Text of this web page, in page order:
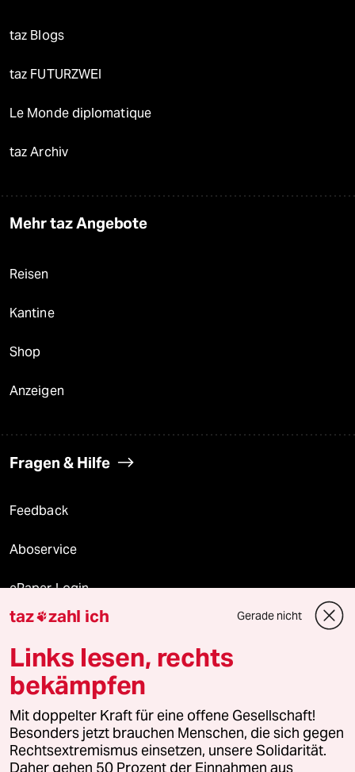
taz Blogs
taz FUTURZWEI
Le Monde diplomatique
taz Archiv
Mehr taz Angebote
Reisen
Kantine
Shop
Anzeigen
Fragen & Hilfe
Feedback
Aboservice
ePaper Login
Downloads für Abonnierende
© 2026 taz Verlags und Vertriebs GmbH
Alle Rechte vorbehalten. Bei rechtlichen Fragen oder für Genehmigungen
wenden Sie sich bitte an
lizenzen@taz.de
taz zahl ich Gerade nicht
Links lesen, rechts
bekämpfen
Mit doppelter Kraft für eine offene Gesellschaft!
Besonders jetzt brauchen Menschen, die sich gegen
Rechtsextremismus einsetzen, unsere Solidarität.
Daher gehen 50 Prozent der Einnahmen aus